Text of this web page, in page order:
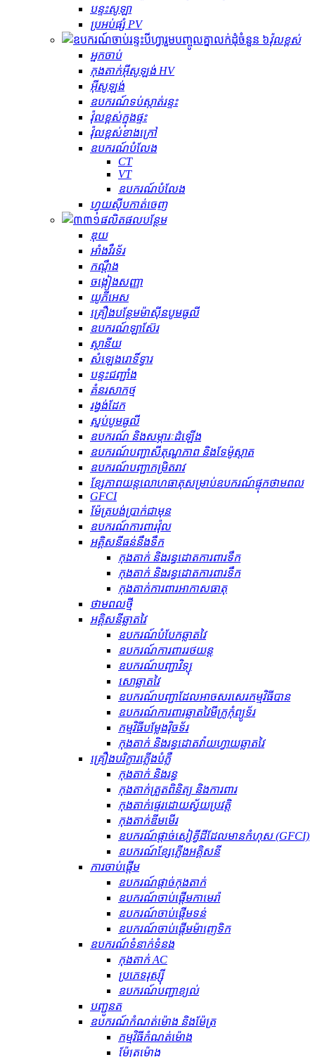
បន្ទះសូឡា
ប្រអប់ផ្សំ PV
វ៉ុលខ្ពស់
អ្នកចាប់
កុងតាក់​អ៊ីសូឡង់ HV
អ៊ីសូឡង់
ឧបករណ៍​ទប់ស្កាត់​រន្ទះ
វ៉ុលខ្ពស់ក្នុងផ្ទះ
វ៉ុលខ្ពស់ខាងក្រៅ
ឧបករណ៍បំលែង
CT
VT
ឧបករណ៍បំលែង
ហ្វុយស៊ីបកាត់ចេញ
ផលិតផលបន្ថែម
ឌុយ
អាំងវឺរទ័រ
កណ្ដឹង
ចង្កៀងសញ្ញា
យូភីអេស
គ្រឿងបន្ថែមម៉ាស៊ីនបូមធូលី
ឧបករណ៍ឡាស៊ែរ
ស្ថានីយ
សំឡេងរោទិ៍ទ្វារ
បន្ទះជញ្ជាំង
គំនរសាកថ្ម
រង្វង់ដែក
ស្នប់បូមធូលី
ឧបករណ៍ និងសម្ភារៈដំឡើង
ឧបករណ៍បញ្ជាសីតុណ្ហភាព និងទែម៉ូស្តាត
ឧបករណ៍បញ្ជាកម្រិតរាវ
ខ្សែភាពយន្តលោហធាតុសម្រាប់ឧបករណ៍ផ្ទុកថាមពល
GFCI
ម៉ែត្របង់ប្រាក់ជាមុន
ឧបករណ៍ការពារវ៉ុល
អគ្គិសនីធន់នឹងទឹក
កុងតាក់ និងរន្ធដោតការពារទឹក
កុងតាក់ និងរន្ធដោតការពារទឹក
កុងតាក់ការពារអាកាសធាតុ
ថាមពលថ្មី
អគ្គិសនីឆ្លាតវៃ
ឧបករណ៍បំបែកឆ្លាតវៃ
ឧបករណ៍ការពាររថយន្ត
ឧបករណ៍បញ្ជាវិទ្យុ
សោឆ្លាតវៃ
ឧបករណ៍បញ្ជាដែលអាចសរសេរកម្មវិធីបាន
ឧបករណ៍ការពារឆ្លាតវៃមីក្រូកុំព្យូទ័រ
កម្មវិធីបម្លែងវ៉ិចទ័រ
កុងតាក់ និងរន្ធដោតវ៉ាយហ្វាយឆ្លាតវៃ
គ្រឿងបរិក្ខារភ្លើងបំភ្លឺ
កុងតាក់ និងរន្ធ
កុងតាក់ត្រួតពិនិត្យ និងការពារ
កុងតាក់ផ្ទេរដោយស្វ័យប្រវត្តិ
កុងតាក់ឌីមមើរ
ឧបករណ៍​ផ្តាច់​សៀគ្វី​ដី​ដែល​មាន​កំហុស (GFCI)
ឧបករណ៍ខ្សែភ្លើងអគ្គិសនី
ការចាប់ផ្តើម
ឧបករណ៍ផ្តាច់កុងតាក់
ឧបករណ៍ចាប់ផ្តើមកាមេរ៉ា
ឧបករណ៍ចាប់ផ្តើមទន់
ឧបករណ៍ចាប់ផ្តើមម៉ាញេទិក
ឧបករណ៍​ទំនាក់ទំនង
កុងតាក់ AC
ប្រភេទរុស្ស៊ី
ឧបករណ៍បញ្ជាខ្យល់
បញ្ជូនត
ឧបករណ៍កំណត់ម៉ោង និងម៉ែត្រ
កម្មវិធីកំណត់ម៉ោង
ម៉ែត្រម៉ោង